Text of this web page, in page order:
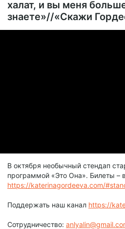
халат, и вы меня
знаете»//«Скажи
В октября необычный стендап
программой «Это Она». Билеты –
https://katerinagordeeva.com/
Поддержать наш канал https://
Сотрудничество: